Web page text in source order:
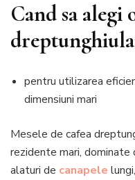
Cand sa alegi
pentru utilizarea
dimensiuni mari
Mesele de cafea
rezidente mari,
alaturi de canapele